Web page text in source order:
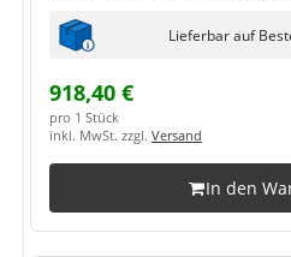
Lieferbar auf
918,40 €
pro 1 Stück
inkl. MwSt. zzgl. Versand
In den